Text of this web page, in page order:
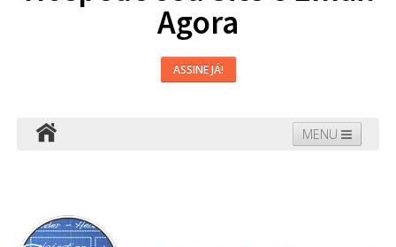
Agora
ASSINE JÁ!
MENU